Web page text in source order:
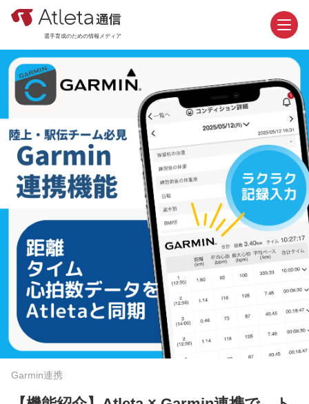
選手育成のための情報メディア
資料請求
カテゴリ
新着記事
おすすめ記事
機能紹介
活用事例
コラム
ニュース
Garmin連携